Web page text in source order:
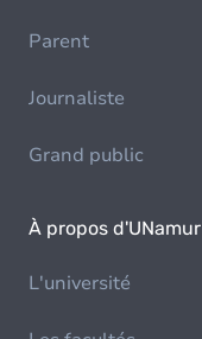
Parent
Journaliste
Grand public
À propos d'UNamur
L'université